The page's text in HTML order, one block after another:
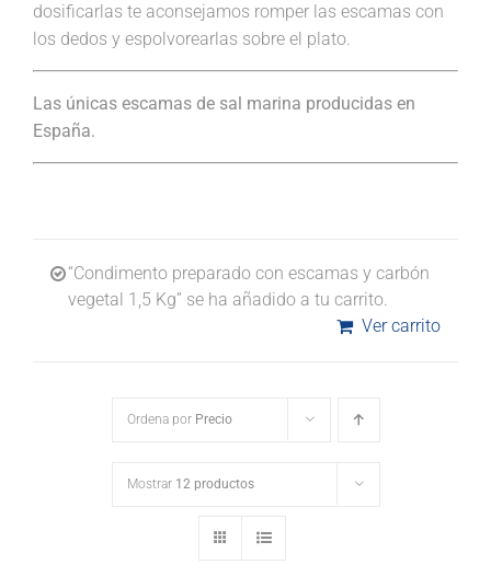
dosificarlas te aconsejamos romper las escamas con
los dedos y espolvorearlas sobre el plato.
Las únicas escamas de sal marina producidas en
España.
“Condimento preparado con escamas y carbón
vegetal 1,5 Kg” se ha añadido a tu carrito.
Ver carrito
Ordena por Precio
Mostrar 12 productos